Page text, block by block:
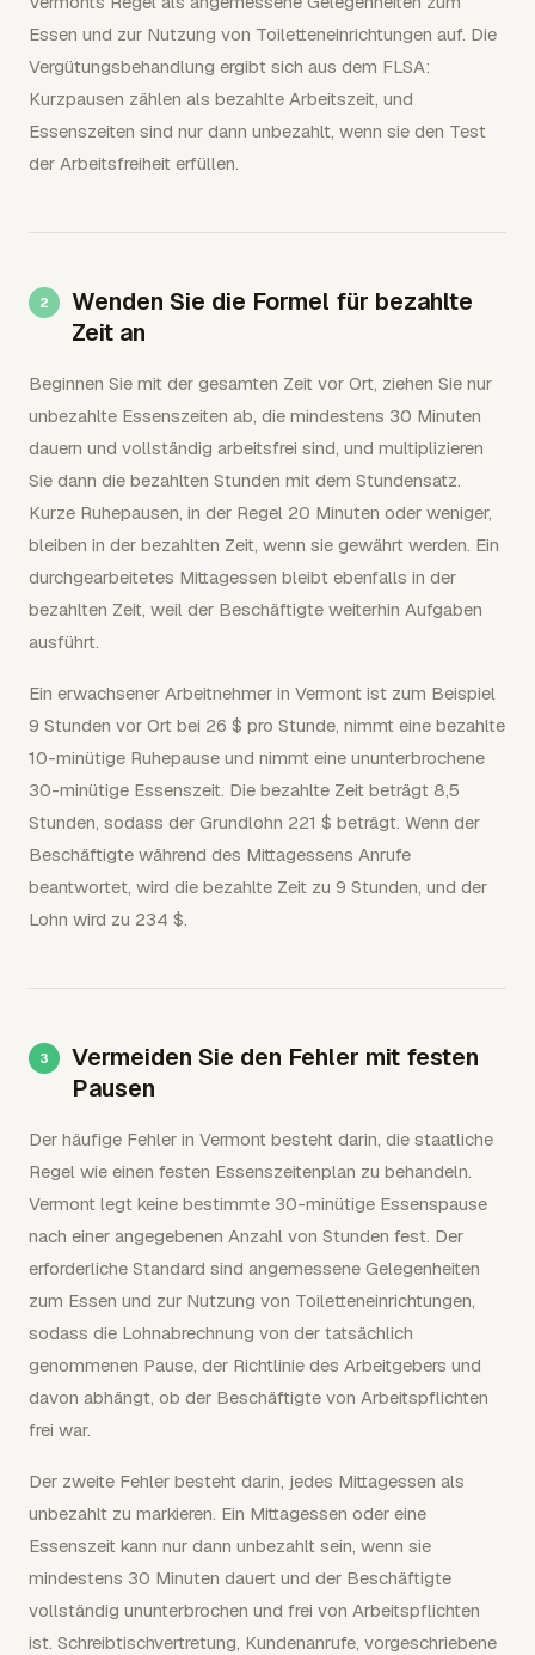
Essen und zur Nutzung von Toiletteneinrichtungen auf. Die
Vergütungsbehandlung ergibt sich aus dem FLSA:
Kurzpausen zählen als bezahlte Arbeitszeit, und
Essenszeiten sind nur dann unbezahlt, wenn sie den Test
der Arbeitsfreiheit erfüllen.
Wenden Sie die Formel für bezahlte
Zeit an
Beginnen Sie mit der gesamten Zeit vor Ort, ziehen Sie nur
unbezahlte Essenszeiten ab, die mindestens 30 Minuten
dauern und vollständig arbeitsfrei sind, und multiplizieren
Sie dann die bezahlten Stunden mit dem Stundensatz.
Kurze Ruhepausen, in der Regel 20 Minuten oder weniger,
bleiben in der bezahlten Zeit, wenn sie gewährt werden. Ein
durchgearbeitetes Mittagessen bleibt ebenfalls in der
bezahlten Zeit, weil der Beschäftigte weiterhin Aufgaben
ausführt.
Ein erwachsener Arbeitnehmer in Vermont ist zum Beispiel
9 Stunden vor Ort bei 26 $ pro Stunde, nimmt eine bezahlte
10-minütige Ruhepause und nimmt eine ununterbrochene
30-minütige Essenszeit. Die bezahlte Zeit beträgt 8,5
Stunden, sodass der Grundlohn 221 $ beträgt. Wenn der
Beschäftigte während des Mittagessens Anrufe
beantwortet, wird die bezahlte Zeit zu 9 Stunden, und der
Lohn wird zu 234 $.
Vermeiden Sie den Fehler mit festen
Pausen
Der häufige Fehler in Vermont besteht darin, die staatliche
Regel wie einen festen Essenszeitenplan zu behandeln.
Vermont legt keine bestimmte 30-minütige Essenspause
nach einer angegebenen Anzahl von Stunden fest. Der
erforderliche Standard sind angemessene Gelegenheiten
zum Essen und zur Nutzung von Toiletteneinrichtungen,
sodass die Lohnabrechnung von der tatsächlich
genommenen Pause, der Richtlinie des Arbeitgebers und
davon abhängt, ob der Beschäftigte von Arbeitspflichten
frei war.
Der zweite Fehler besteht darin, jedes Mittagessen als
unbezahlt zu markieren. Ein Mittagessen oder eine
Essenszeit kann nur dann unbezahlt sein, wenn sie
mindestens 30 Minuten dauert und der Beschäftigte
vollständig ununterbrochen und frei von Arbeitspflichten
ist. Schreibtischvertretung, Kundenanrufe, vorgeschriebene